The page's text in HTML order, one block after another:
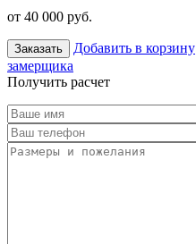
от 40 000 руб.
Заказать Добавить в корзину
замерщика
Получить расчет